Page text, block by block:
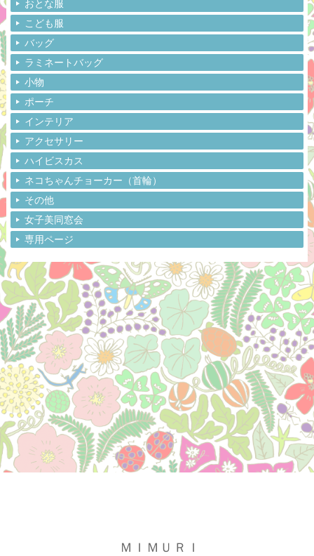
おとな服
こども服
バッグ
ラミネートバッグ
小物
ポーチ
インテリア
アクセサリー
ハイビスカス
ネコちゃんチョーカー（首輪）
その他
女子美同窓会
専用ページ
ＭＩＭＵＲＩ